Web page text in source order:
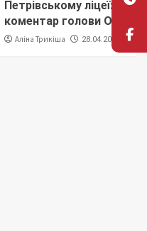
Петрівському ліцеї:
коментар голови ОТГ
Аліна Трикіша 28.04.2026